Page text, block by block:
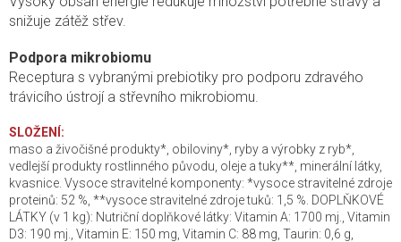
snižuje zátěž střev.
Podpora mikrobiomu
Receptura s vybranými prebiotiky pro podporu zdravého
trávicího ústrojí a střevního mikrobiomu.
SLOŽENÍ:
maso a živočišné produkty*, obiloviny*, ryby a výrobky z ryb*,
vedlejší produkty rostlinného původu, oleje a tuky**, minerální látky,
kvasnice. Vysoce stravitelné komponenty: *vysoce stravitelné zdroje
proteinů: 52 %, **vysoce stravitelné zdroje tuků: 1,5 %. DOPLŇKOVÉ
LÁTKY (v 1 kg): Nutriční doplňkové látky: Vitamin A: 1700 mj., Vitamin
D3: 190 mj., Vitamin E: 150 mg, Vitamin C: 88 mg, Taurin: 0,6 g,